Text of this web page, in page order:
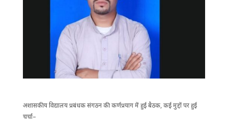
अशासकीय विद्यालय प्रबंधक संगठन की कर्णप्रयाग में हुई बैठक, कई मुद्दों पर हुई
चर्चा–